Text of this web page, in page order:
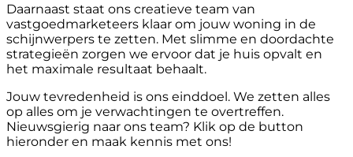
Daarnaast staat ons creatieve team van
vastgoedmarketeers klaar om jouw woning in de
schijnwerpers te zetten. Met slimme en doordachte
strategieën zorgen we ervoor dat je huis opvalt en
het maximale resultaat behaalt.
Jouw tevredenheid is ons einddoel. We zetten alles
op alles om je verwachtingen te overtreffen.
Nieuwsgierig naar ons team? Klik op de button
hieronder en maak kennis met ons!